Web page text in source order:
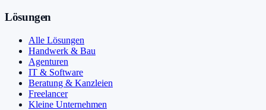
Lösungen
Alle Lösungen
Handwerk & Bau
Agenturen
IT & Software
Beratung & Kanzleien
Freelancer
Kleine Unternehmen